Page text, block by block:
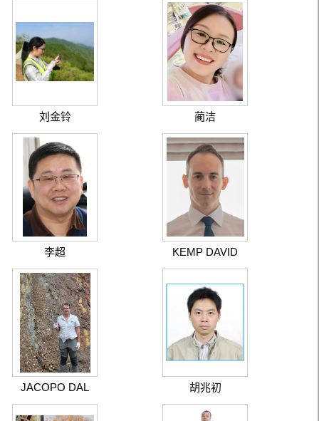
刘金铃 蔺洁
李超
KEMP DAVID
BRYAN
JACOPO DAL
CORSO
胡兆初